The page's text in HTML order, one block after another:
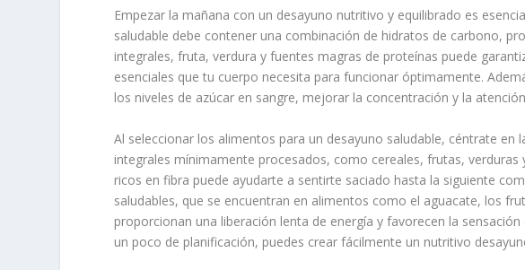
Empezar la mañana con un desayuno nutritivo y equilibrado es
saludable debe contener una combinación de hidratos de carbono,
integrales, fruta, verdura y fuentes magras de proteínas puede
esenciales que tu cuerpo necesita para funcionar óptimamente.
los niveles de azúcar en sangre, mejorar la concentración y la
Al seleccionar los alimentos para un desayuno saludable, céntrate en
integrales mínimamente procesados, como cereales, frutas,
ricos en fibra puede ayudarte a sentirte saciado hasta la siguiente
saludables, que se encuentran en alimentos como el aguacate, los
proporcionan una liberación lenta de energía y favorecen la
un poco de planificación, puedes crear fácilmente un nutritivo